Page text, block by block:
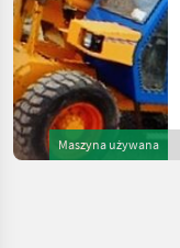
Maszyna używana